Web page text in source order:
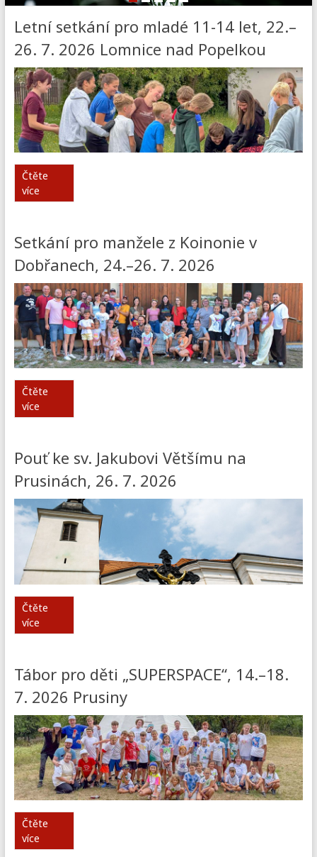
Letní setkání pro mladé 11-14 let, 22.–
26. 7. 2026 Lomnice nad Popelkou
Čtěte
více
Setkání pro manžele z Koinonie v
Dobřanech, 24.–26. 7. 2026
Čtěte
více
Pouť ke sv. Jakubovi Většímu na
Prusinách, 26. 7. 2026
Čtěte
více
Tábor pro děti „SUPERSPACE“, 14.–18.
7. 2026 Prusiny
Čtěte
více